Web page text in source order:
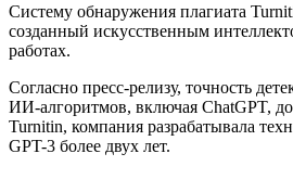
Систему обнаружения плагиата
созданный искусственным
работах.
Согласно пресс-релизу, точность
ИИ-алгоритмов, включая ChatGPT,
Turnitin, компания разрабатывала
GPT-3 более двух лет.